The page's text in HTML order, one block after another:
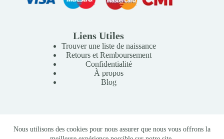
Nous utilisons des cookies pour nous assurer que nous vous offrons la
Liens Utiles
Trouver une liste de naissance
Retours et Remboursement
Confidentialité
À propos
Blog
Copyright © 2026 Mille Lunes - Création du site :
Baptiste
-Conditions Générales de Vente